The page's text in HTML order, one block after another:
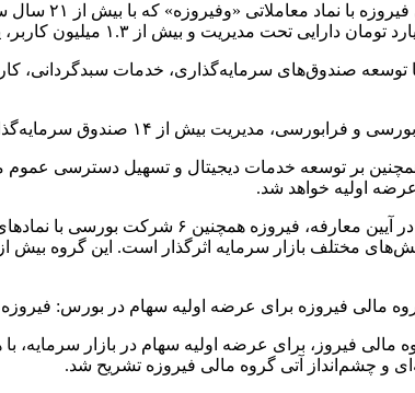
بنا به
توسعه صندوق‌های سرمایه‌گذاری، خدمات سبدگردانی،
بر توسعه خدمات دیجیتال و تسهیل دسترسی عموم
اولیه خواهد شد.
مالی فیروز، برای عرضه اولیه سهام در بازار
و چشم‌انداز آتی گروه مالی فیروزه تشریح شد.